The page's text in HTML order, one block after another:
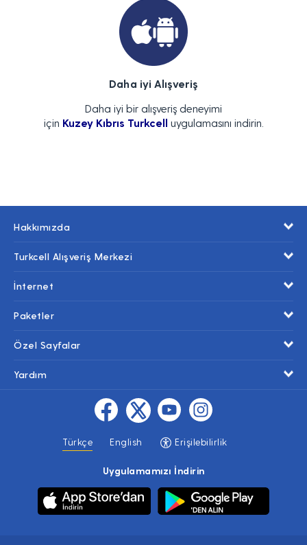
Daha iyi Alışveriş
Daha iyi bir alışveriş deneyimi
için Kuzey Kıbrıs Turkcell uygulamasını indirin.
Hakkımızda
Turkcell Alışveriş Merkezi
İnternet
Paketler
Özel Sayfalar
Yardım
Türkçe English Erişilebilirlik
Uygulamamızı İndirin